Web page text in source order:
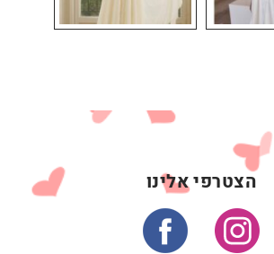
הצטרפי אלינו